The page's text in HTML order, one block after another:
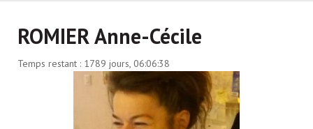
ROMIER Anne-Cécile
Temps restant : 1789 jours, 06:06:38